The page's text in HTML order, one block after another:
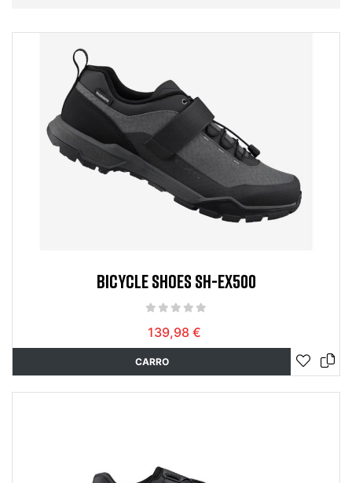
BICYCLE SHOES SH-EX500
139,98 €
CARRO